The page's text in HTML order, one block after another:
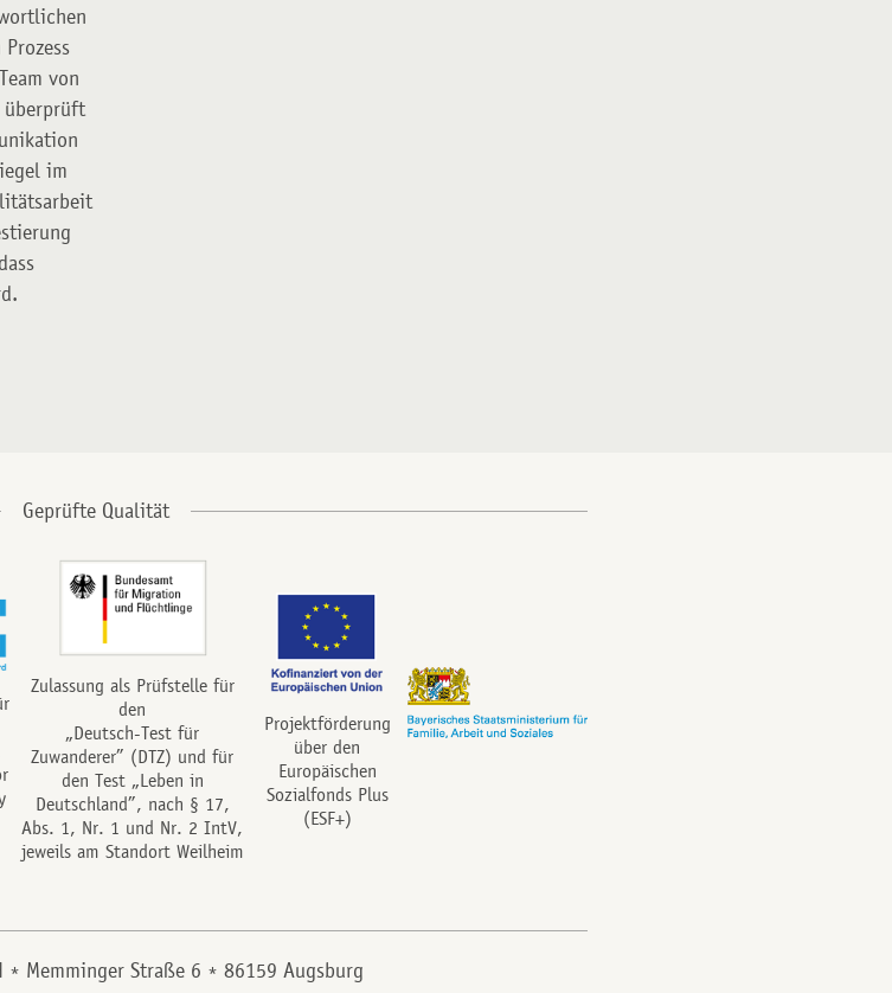
von
überprüft
im
Zulassung als Prüfstelle für
den
„Deutsch-Test für
Zuwanderer” (DTZ) und für
den Test „Leben in
Deutschland”, nach § 17,
Abs. 1, Nr. 1 und Nr. 2 IntV,
jeweils am Standort Weilheim
Projektförderung
über den
Europäischen
Sozialfonds Plus
(ESF+)
Memminger Straße 6
86159 Augsburg